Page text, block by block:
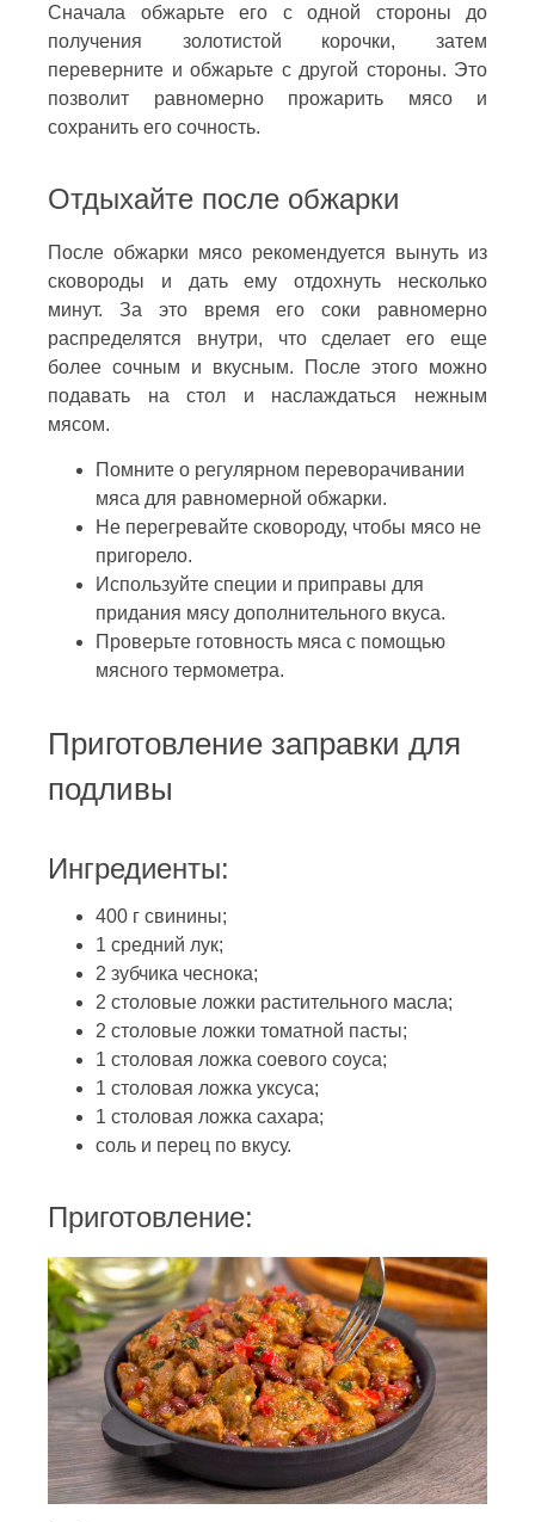
Сначала обжарьте его с одной стороны до
получения золотистой корочки, затем
переверните и обжарьте с другой стороны. Это
позволит равномерно прожарить мясо и
сохранить его сочность.
Отдыхайте после обжарки
После обжарки мясо рекомендуется вынуть из
сковороды и дать ему отдохнуть несколько
минут. За это время его соки равномерно
распределятся внутри, что сделает его еще
более сочным и вкусным. После этого можно
подавать на стол и наслаждаться нежным
мясом.
Помните о регулярном переворачивании
мяса для равномерной обжарки.
Не перегревайте сковороду, чтобы мясо не
пригорело.
Используйте специи и приправы для
придания мясу дополнительного вкуса.
Проверьте готовность мяса с помощью
мясного термометра.
Приготовление заправки для
подливы
Ингредиенты:
400 г свинины;
1 средний лук;
2 зубчика чеснока;
2 столовые ложки растительного масла;
2 столовые ложки томатной пасты;
1 столовая ложка соевого соуса;
1 столовая ложка уксуса;
1 столовая ложка сахара;
соль и перец по вкусу.
Приготовление: